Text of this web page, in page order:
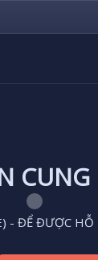
- ĐỂ ĐƯỢC HỖ